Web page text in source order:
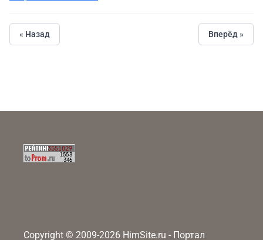
« Назад Вперёд »
Copyright © 2009-2026 HimSite.ru - Портал